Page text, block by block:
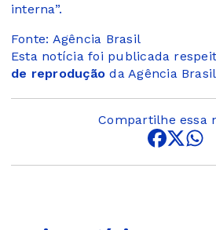
interna”.
Fonte: Agência Brasil
Esta notícia foi publicada
de reprodução da Agência
Compartilhe essa